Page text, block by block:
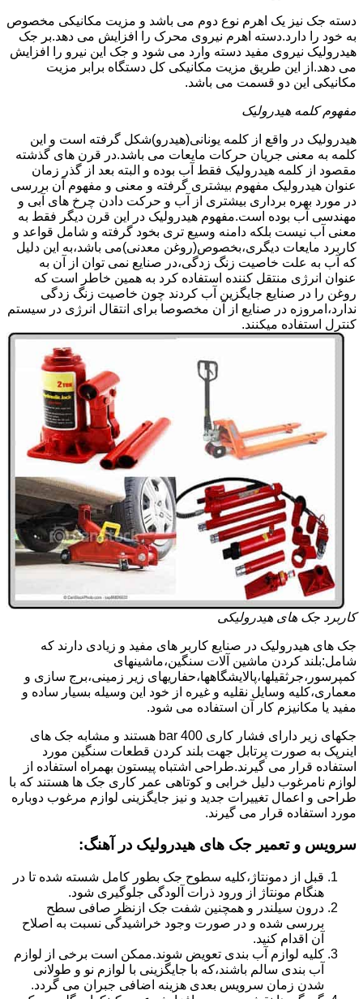
دسته جک نیز یک اهرم نوع دوم می باشد و مزیت مکانیکی مخصوص
به خود را دارد.دسته اهرم نیروی محرک را افزایش می دهد.بر جک
هیدرولیک نیروی مفید دسته وارد می شود و جک این نیرو را افزایش
می دهد.از این طریق مزیت مکانیکی کل دستگاه برابر مزیت
مکانیکی این دو قسمت می باشد.
مفهوم کلمه هیدرولیک
هیدرولیک در واقع از کلمه یونانی(هیدرو)شکل گرفته است و این
کلمه به معنی جریان حرکات مایعات می باشد.در قرن های گذشته
مقصود از کلمه هیدرولیک فقط آب بوده و البته بعد از گذر زمان
عنوان هیدرولیک مفهوم بیشتری گرفته و معنی و مفهوم آن بررسی
در مورد بهره برداری بیشتری از آب و حرکت دادن چرخ های آبی و
مهندسی آب بوده است.مفهوم هیدرولیک در این قرن دیگر فقط به
معنی آب نیست بلکه دامنه وسیع تری بخود گرفته و شامل قواعد و
کاربرد مایعات دیگری،بخصوص(روغن معدنی)می باشد،به این دلیل
که آب به علت خاصیت زنگ زدگی،در صنایع نمی توان از آن به
عنوان انرژی منتقل کننده استفاده کرد به همین خاطر است که
روغن را در صنایع جایگزین آب کردند چون خاصیت زنگ زدگی
ندارد،امروزه در صنایع از آن مخصوصا برای انتقال انرژی در سیستم
کنترل استفاده میکنند.
کاربرد جک های هیدرولیکی
جک های هیدرولیک در صنایع کاربر های مفید و زیادی دارند که
شامل:بلند کردن ماشین آلات سنگین،ماشینهای
کمپرسور،جرثقیلها،پالایشگاهها،حفاریهای زیر زمینی،برج سازی و
معماری،کلیه وسایل نقلیه و غیره از خود این وسیله بسیار ساده و
مفید یا مکانیزم کار آن استفاده می شود.
جکهای زیر دارای فشار کاری 400 bar هستند و مشابه جک های
اینرپک به صورت پرتابل جهت بلند کردن قطعات سنگین مورد
استفاده قرار می گیرند.طراحی اشتباه پیستون بهمراه استفاده از
لوازم نامرغوب دلیل خرابی و کوتاهی عمر کاری جک ها هستند که با
طراحی و اعمال تغییرات جدید و نیز جایگزینی لوازم مرغوب دوباره
مورد استفاده قرار می گیرند.
سرویس و تعمیر جک های هیدرولیک در آهنگ:
قبل از دمونتاژ،کلیه سطوح جک بطور کامل شسته شده تا در
هنگام مونتاژ از ورود ذرات آلودگی جلوگیری شود.
درون سیلندر و همچنین شفت جک ازنظر صافی سطح
بررسی شده و در صورت وجود خراشیدگی نسبت به اصلاح
آن اقدام کنید.
کلیه لوازم آب بندی تعویض شوند.ممکن است برخی از لوازم
آب بندی سالم باشند،که با جایگزینی با لوازم نو و طولانی
شدن زمان سرویس بعدی هزینه اضافی جبران می گردد.